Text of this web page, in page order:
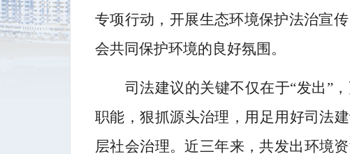
专项行动，开展生态环境保护法治宣
会共同保护环境的良好氛围。
司法建议的关键不仅在于“发出”
职能，狠抓源头治理，用足用好司法
层社会治理。近三年来，共发出环境